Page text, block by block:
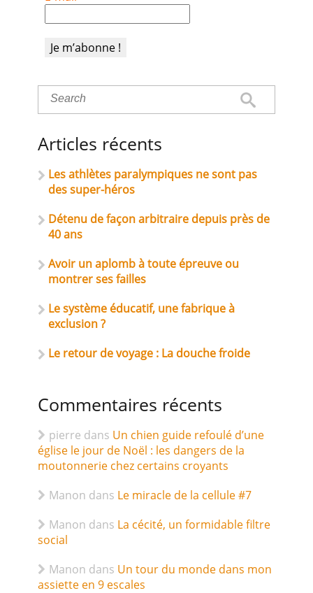
Articles récents
Les athlètes paralympiques ne sont pas
des super-héros
Détenu de façon arbitraire depuis près de
40 ans
Avoir un aplomb à toute épreuve ou
montrer ses failles
Le système éducatif, une fabrique à
exclusion ?
Le retour de voyage : La douche froide
Commentaires récents
pierre dans Un chien guide refoulé d’une
église le jour de Noël : les dangers de la
moutonnerie chez certains croyants
Manon dans Le miracle de la cellule #7
Manon dans La cécité, un formidable filtre
social
Manon dans Un tour du monde dans mon
assiette en 9 escales